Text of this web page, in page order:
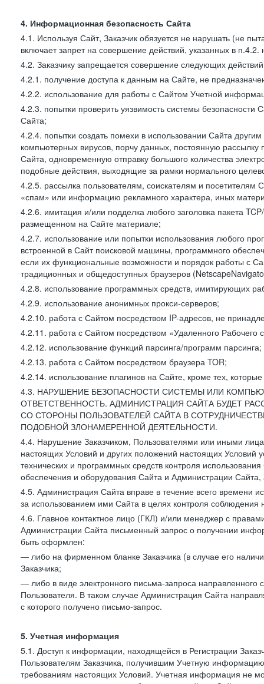
4. Информационная безопасность Сайта
4.1. Используя Сайт, Заказчик обязуется не нарушать (не
включает запрет на совершение действий, указанных в
4.2. Заказчику запрещается совершение следующих
4.2.1. получение доступа к данным на Сайте, не
4.2.2. использование для работы с Сайтом Учетной
4.2.3. попытки проверить уязвимость системы
Сайта;
4.2.4. попытки создать помехи в использовании Сайта
компьютерных вирусов, порчу данных, постоянную
Сайта, одновременную отправку большого количества
подобные действия, выходящие за рамки нормального
4.2.5. рассылка пользователям, соискателям и
«спам» или информацию рекламного характера, иных
4.2.6. имитация и/или подделка любого заголовка пакета
размещенном на Сайте материале;
4.2.7. использование или попытки использования любого
встроенной в Сайт поисковой машины, программного
если их функциональные возможности и порядок работы с
традиционных и общедоступных браузеров
4.2.8. использование программных средств, имитирующих
4.2.9. использование анонимных прокси-серверов;
4.2.10. работа с Сайтом посредством IP-адресов, не
4.2.11. работа с Сайтом посредством «Удаленного Рабочего
4.2.12. использование функций парсинга/программ парсинга;
4.2.13. работа с Сайтом посредством браузера TOR;
4.2.14. использование плагинов на Сайте, кроме тех,
4.3. НАРУШЕНИЕ БЕЗОПАСНОСТИ СИСТЕМЫ ИЛИ
ОТВЕТСТВЕННОСТЬ. АДМИНИСТРАЦИЯ САЙТА БУДЕТ
СО СТОРОНЫ ПОЛЬЗОВАТЕЛЕЙ САЙТА В
ПОДОБНОЙ ЗЛОНАМЕРЕННОЙ ДЕЯТЕЛЬНОСТИ.
4.4. Нарушение Заказчиком, Пользователями или иными
настоящих Условий и других положений настоящих Условий
технических и программных средств контроля
обеспечения и оборудования Сайта и Администрации
4.5. Администрация Сайта вправе в течение всего времени
за использованием ими Сайта в целях контроля
4.6. Главное контактное лицо (ГКЛ) и/или менеджер с
Администрации Сайта письменный запрос о получении
быть оформлен:
— либо на фирменном бланке Заказчика (в случае его
Заказчика;
— либо в виде электронного письма-запроса направленного
Пользователя. В таком случае Администрация Сайта
с которого получено письмо-запрос.
5. Учетная информация
5.1. Доступ к информации, находящейся в Регистрации
Пользователям Заказчика, получившим Учетную
требованиям настоящих Условий. Учетная информация не